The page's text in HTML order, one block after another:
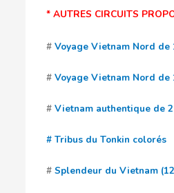
* AUTRES CIRCUITS
#Voyage Vietnam Nord de
#Voyage Vietnam Nord de
#Vietnam authentique de
# Tribus du Tonkin colorés
#Splendeur du Vietnam